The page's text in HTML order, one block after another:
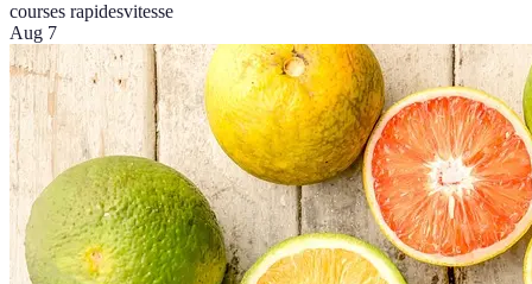
courses rapidesvitesse
Aug 7